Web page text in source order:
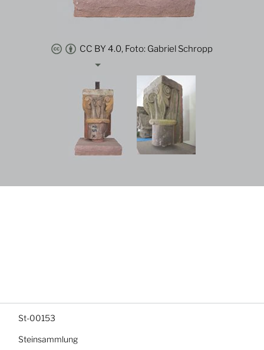
CC BY 4.0, Foto: Gabriel Schropp
St-00153
Steinsammlung